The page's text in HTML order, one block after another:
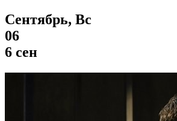
Сентябрь, Вс
06
6 сен